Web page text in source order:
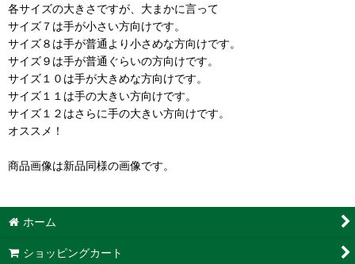
各サイズの大きさですが、大まかに言って
サイズ７は手が小さい方向けです。
サイズ８は手が普通より小さめな方向けです。
サイズ９は手が普通ぐらいの方向けです。
サイズ１０は手が大きめな方向けです。
サイズ１１は手の大きい方向けです。
サイズ１２はさらに手の大きい方向けです。
オススメ！
商品画像は新品同様の画像です。
ホーム
ショッピングカート